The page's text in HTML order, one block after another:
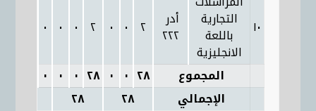
٠ ٠ ٠ ٢ ٠ ٠ ٢ ٢٢٢
التجارية
باللعة
الانجليزية
١٠
٠ ٠ ٠ ٢٨ ٠ ٠ ٢٨
المجموع
٢٨ ‏٢٨‏
الإجمالي